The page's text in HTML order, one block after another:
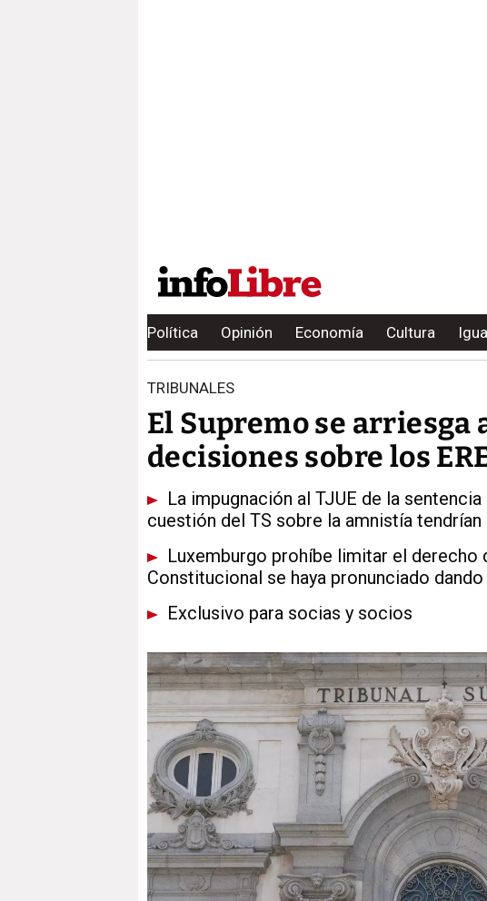
Política Opinión Economía Cultura
TRIBUNALES
El Supremo se arriesga
decisiones sobre los
La impugnación al TJUE de la
cuestión del TS sobre la amnistía
Luxemburgo prohíbe limitar el derecho
Constitucional se haya pronunciado
Exclusivo para socias y socios